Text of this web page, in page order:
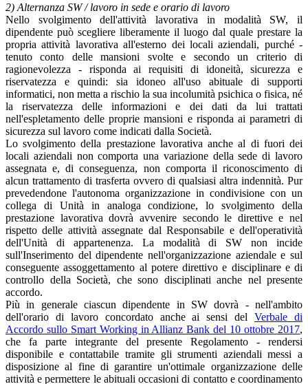
2) Alternanza SW / lavoro in sede e orario di lavoro
Nello svolgimento dell'attività lavorativa in modalità SW, il
dipendente può scegliere liberamente il luogo dal quale prestare la
propria attività lavorativa all'esterno dei locali aziendali, purché -
tenuto conto delle mansioni svolte e secondo un criterio di
ragionevolezza - risponda ai requisiti di idoneità, sicurezza e
riservatezza e quindi: sia idoneo all'uso abituale di supporti
informatici, non metta a rischio la sua incolumità psichica o fisica, né
la riservatezza delle informazioni e dei dati da lui trattati
nell'espletamento delle proprie mansioni e risponda ai parametri di
sicurezza sul lavoro come indicati dalla Società.
Lo svolgimento della prestazione lavorativa anche al di fuori dei
locali aziendali non comporta una variazione della sede di lavoro
assegnata e, di conseguenza, non comporta il riconoscimento di
alcun trattamento di trasferta ovvero di qualsiasi altra indennità. Pur
prevedendone l'autonoma organizzazione in condivisione con un
collega di Unità in analoga condizione, lo svolgimento della
prestazione lavorativa dovrà avvenire secondo le direttive e nel
rispetto delle attività assegnate dal Responsabile e dell'operatività
dell'Unità di appartenenza. La modalità di SW non incide
sull'Inserimento del dipendente nell'organizzazione aziendale e sul
conseguente assoggettamento al potere direttivo e disciplinare e di
controllo della Società, che sono disciplinati anche nel presente
accordo.
Più in generale ciascun dipendente in SW dovrà - nell'ambito
dell'orario di lavoro concordato anche ai sensi delVerbale di
Accordo sullo Smart Working in Allianz Bank del 10 ottobre 2017,
che fa parte integrante del presente Regolamento - rendersi
disponibile e contattabile tramite gli strumenti aziendali messi a
disposizione al fine di garantire un'ottimale organizzazione delle
attività e permettere le abituali occasioni di contatto e coordinamento